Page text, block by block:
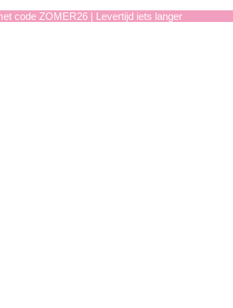
code ZOMER26 | Levertijd iets langer